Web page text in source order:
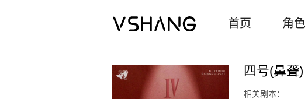
首页 角色
四号(鼻聋)
相关剧本：